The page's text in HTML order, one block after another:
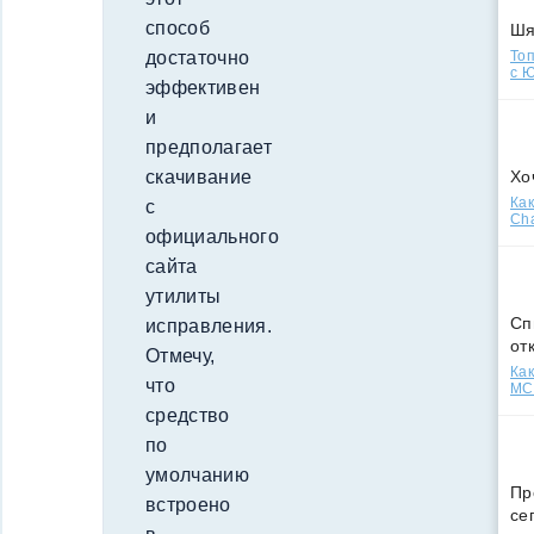
способ
достаточно
эффективен
и
предполагает
скачивание
с
официального
сайта
утилиты
исправления.
Отмечу,
что
средство
по
умолчанию
встроено
с